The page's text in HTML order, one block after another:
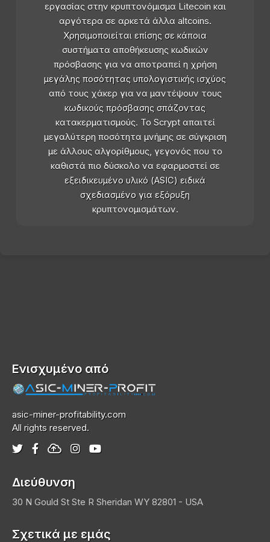
εργασίας στην κρυπτονόμισμα Litecoin και
αργότερα σε αρκετά άλλα altcoins.
Χρησιμοποιείται επίσης σε κάποια
συστήματα αποθήκευσης κωδικών
πρόσβασης για να αποτραπεί η χρήση
μεγάλης ποσότητας υπολογιστικής ισχύος
από τους χάκερ για να μαντέψουν τους
κωδικούς πρόσβασης σπάζοντας
κατακερματισμούς. Το Scrypt απαιτεί
μεγαλύτερη ποσότητα μνήμης σε σύγκριση
με άλλους αλγορίθμους, γεγονός που το
καθιστά πιο δύσκολο να εφαρμοστεί σε
εξειδικευμένο υλικό (ASIC) ειδικά
σχεδιασμένο για εξόρυξη
κρυπτονομισμάτων.
Ενισχυμένο από
asic-miner-profitability.com
All rights reserved.
Διεύθυνση
30 N Gould St Ste R Sheridan WY 82801 - USA
Σχετικά με εμάς